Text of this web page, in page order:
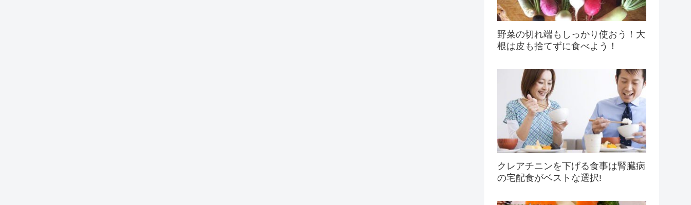
野菜の切れ端もしっかり使おう！大
根は皮も捨てずに食べよう！
クレアチニンを下げる食事は腎臓病
の宅配食がベストな選択!